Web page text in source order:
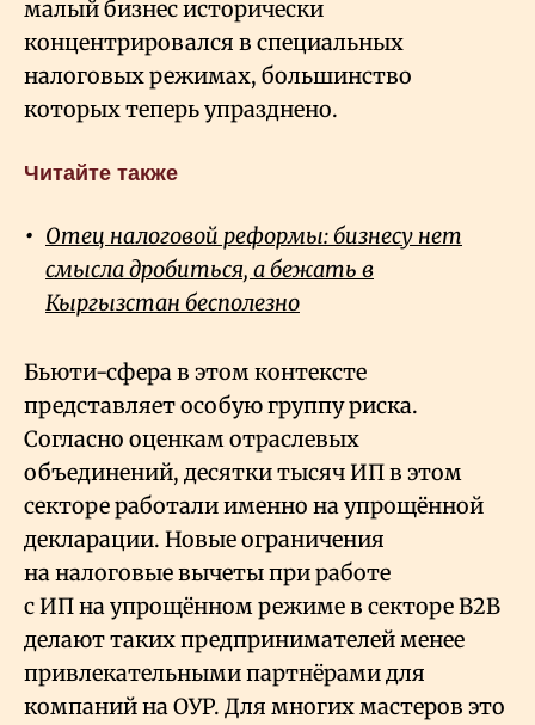
малый бизнес исторически
концентрировался в специальных
налоговых режимах, большинство
которых теперь упразднено.
Читайте также
Отец налоговой реформы: бизнесу нет
смысла дробиться, а бежать в
Кыргызстан бесполезно
Бьюти-сфера в этом контексте
представляет особую группу риска.
Согласно оценкам отраслевых
объединений, десятки тысяч ИП в этом
секторе работали именно на упрощённой
декларации. Новые ограничения
на налоговые вычеты при работе
с ИП на упрощённом режиме в секторе B2B
делают таких предпринимателей менее
привлекательными партнёрами для
компаний на ОУР. Для многих мастеров это